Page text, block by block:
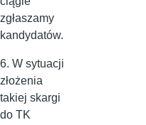
zgłaszamy
kandydatów.
6. W sytuacji
złożenia
takiej skargi
do TK